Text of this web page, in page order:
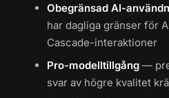
Obegränsad AI-
har dagliga gränser för
Cascade-interaktioner
Pro-modelltillgång —
svar av högre kvalitet